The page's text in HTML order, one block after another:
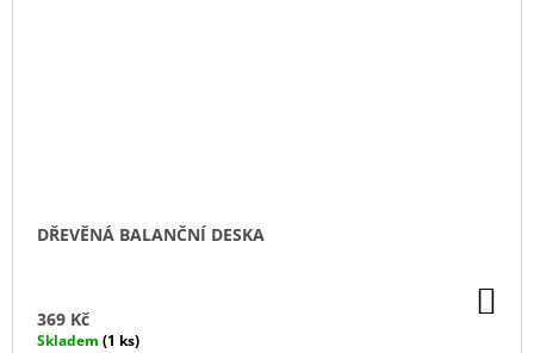
DŘEVĚNÁ BALANČNÍ DESKA
369 Kč
Skladem (1 ks)